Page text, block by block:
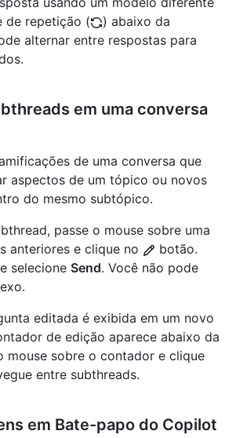
de repetição (
) abaixo da
alternar entre respostas para
em uma conversa
de uma conversa que
aspectos de um tópico ou novos
do mesmo subtópico.
passe o mouse sobre uma
anteriores e clique no
botão.
selecione Send. Você não pode
editada é exibida em um novo
de edição aparece abaixo da
mouse sobre o contador e clique
entre subthreads.
em Bate-papo do Copilot